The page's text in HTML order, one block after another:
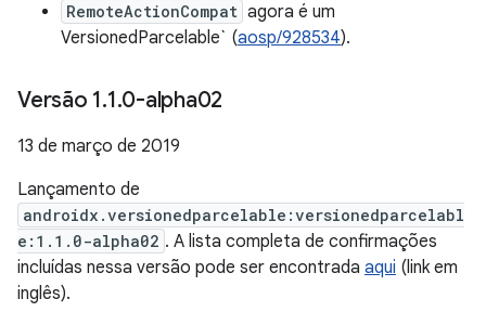
RemoteActionCompat agora é um
VersionedParcelable` (aosp/928534).
Versão 1.1.0-alpha02
13 de março de 2019
Lançamento de
androidx.versionedparcelable:versionedparcelabl
e:1.1.0-alpha02 . A lista completa de confirmações
incluídas nessa versão pode ser encontrada aqui (link em
inglês).